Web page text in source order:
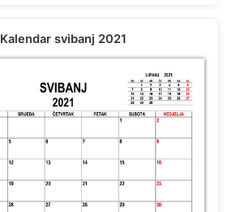
Kalendar svibanj 2021